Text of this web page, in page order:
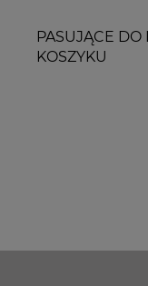
PASUJĄCE
KOSZYKU